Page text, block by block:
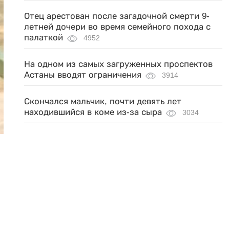
Отец арестован после загадочной смерти 9-
летней дочери во время семейного похода с
палаткой
4952
На одном из самых загруженных проспектов
Астаны вводят ограничения
3914
Скончался мальчик, почти девять лет
находившийся в коме из-за сыра
3034